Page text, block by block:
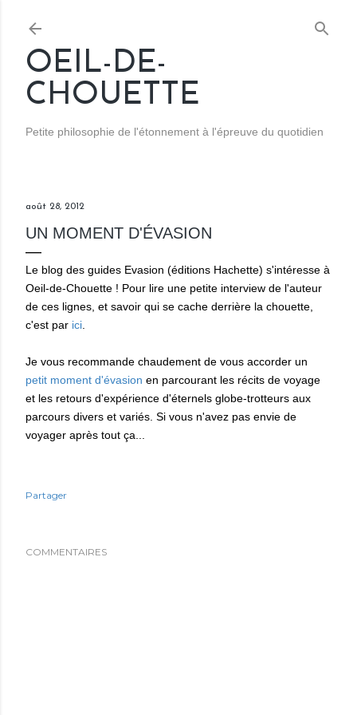
OEIL-DE-
CHOUETTE
Petite philosophie de l'étonnement à l'épreuve du quotidien
août 28, 2012
UN MOMENT D'ÉVASION
Le blog des guides Evasion (éditions Hachette) s'intéresse à
Oeil-de-Chouette ! Pour lire une petite interview de l'auteur
de ces lignes, et savoir qui se cache derrière la chouette,
c'est par ici
Je vous recommande chaudement de vous accorder un
petit moment d'évasion en parcourant les récits de voyage
et les retours d'expérience d'éternels globe-trotteurs aux
parcours divers et variés. Si vous n'avez pas envie de
voyager après tout ça...
Partager
COMMENTAIRES